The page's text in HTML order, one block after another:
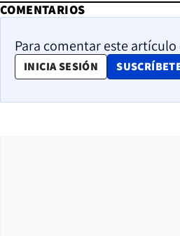
COMENTARIOS
Para comentar este
INICIA SESIÓN OPENS IN